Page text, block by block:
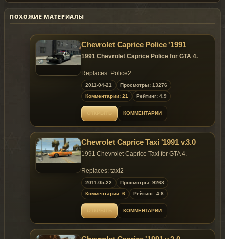
ПОХОЖИЕ МАТЕРИАЛЫ
Chevrolet Caprice Police '1991
1991 Chevrolet Caprice Police for GTA 4.
Replaces: Police2
2011-04-21
Просмотры: 13276
Комментарии: 21
Рейтинг: 4.9
КОММЕНТАРИИ
Chevrolet Caprice Taxi '1991 v.3.0
1991 Chevrolet Caprice Taxi for GTA 4.
Replaces: taxi2
2011-05-22
Просмотры: 9268
Комментарии: 6
Рейтинг: 4.8
КОММЕНТАРИИ